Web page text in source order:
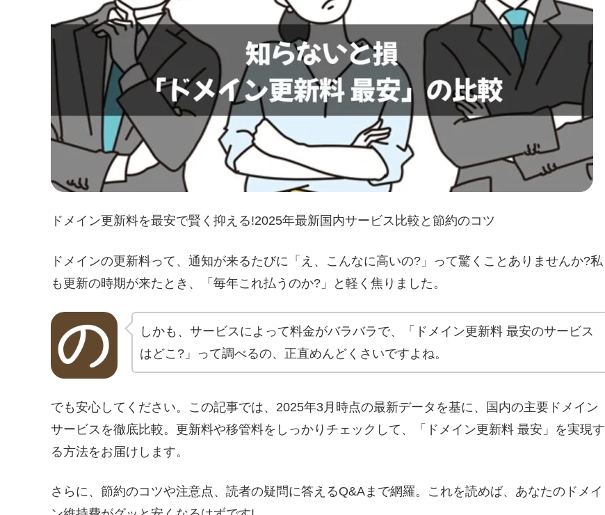
ドメイン更新料を最安で賢く抑える!2025年最新国内サービス比較と節約のコツ
ドメインの更新料って、通知が来るたびに「え、こんなに高いの?」って驚くことありませんか?私
も更新の時期が来たとき、「毎年これ払うのか?」と軽く焦りました。
しかも、サービスによって料金がバラバラで、「ドメイン更新料 最安のサービス
はどこ?」って調べるの、正直めんどくさいですよね。
でも安心してください。この記事では、2025年3月時点の最新データを基に、国内の主要ドメイン
サービスを徹底比較。更新料や移管料をしっかりチェックして、「ドメイン更新料 最安」を実現す
る方法をお届けします。
さらに、節約のコツや注意点、読者の疑問に答えるQ&Aまで網羅。これを読めば、あなたのドメイ